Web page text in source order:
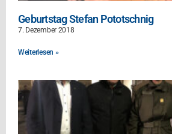
Geburtstag Stefan Pototschnig
7. Dezember 2018
Weiterlesen »